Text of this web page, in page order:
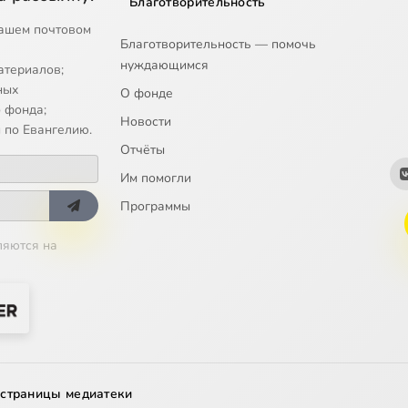
мечта и жизнь
смешного человека» в клубе «Восхождение»
проблемы понимания и описания
как христианская система Достоевского
как идеалы общественной мысли Ф.М. Достоевского
в миросозерцании Достоевского
«Записках из подполья»
почтовом
фонда;
Евангелию.
на
Благотворительность — помочь
нуждающимся
О фонде
Новости
Отчёты
Им помогли
Программы
медиатеки